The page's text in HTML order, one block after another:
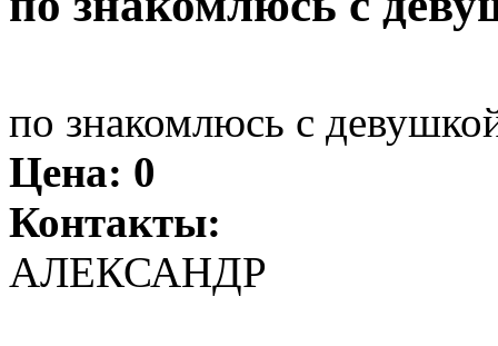
по знакомлюсь с
Цена: 0
Контакты:
АЛЕКСАНДР